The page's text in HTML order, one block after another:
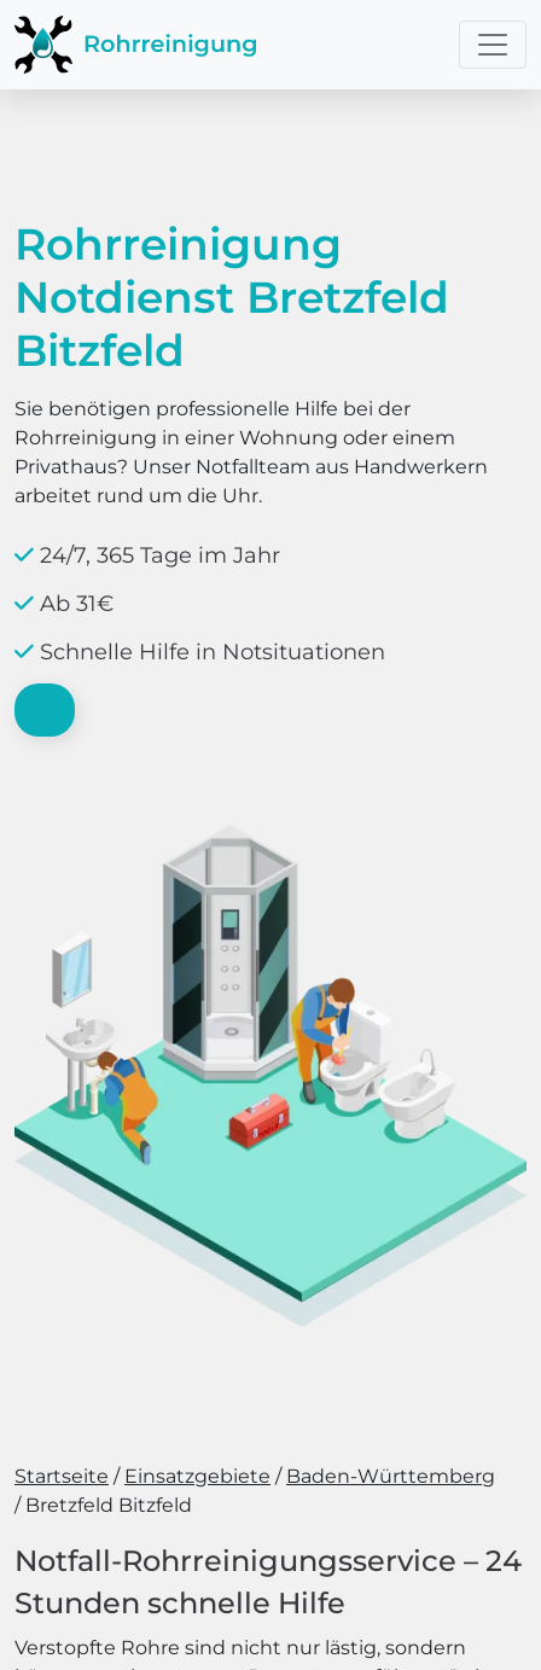
Rohrreinigung
Notdienst Bretzfeld
Bitzfeld
Sie benötigen professionelle Hilfe bei der
Rohrreinigung in einer Wohnung oder einem
Privathaus? Unser Notfallteam aus Handwerkern
arbeitet rund um die Uhr.
24/7, 365 Tage im Jahr
Ab 31€
Schnelle Hilfe in Notsituationen
Startseite Einsatzgebiete
Baden-Württemberg
Bretzfeld Bitzfeld
Notfall-Rohrreinigungsservice – 24
Stunden schnelle Hilfe
Verstopfte Rohre sind nicht nur lästig, sondern